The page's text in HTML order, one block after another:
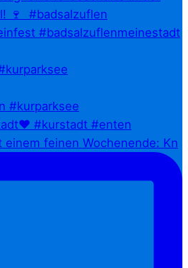
feinen Wochenende: Kn